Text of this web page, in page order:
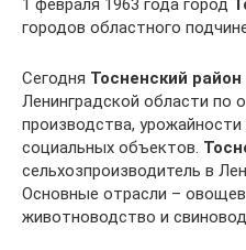
1 февраля 1963 года город
городов областного
Сегодня Тосненский район
Ленинградской области по
производства,
социальных объектов.
сельхозпроизводитель в
Основные отрасли –
животноводство и